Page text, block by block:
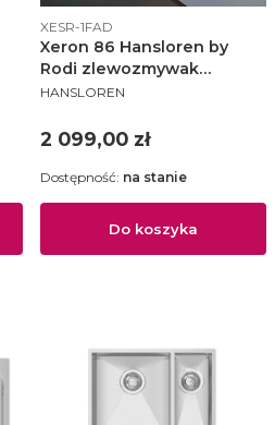
Kod produktu
XESR-1FAD
Xeron 86 Hansloren by
Rodi zlewozmywak
860x520 KA prawy stal
PRODUCENT
HANSLOREN
Cena
2 099,00 zł
Do koszyka
Dostępność: na stanie